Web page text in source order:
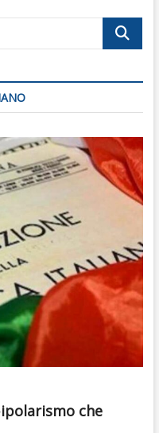
Cerca
che